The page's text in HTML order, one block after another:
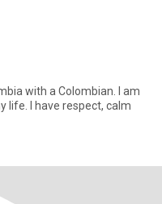
with a Colombian. I am
life. I have respect, calm